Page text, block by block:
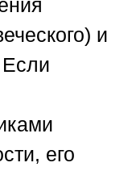
и
его